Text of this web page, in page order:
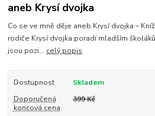
aneb Krysí dvojka
Co se ve mně děje aneb Krysí dvojka –
rodiče Krysí dvojka poradí mladším
jsou pozi... celý popis
Dostupnost
Skladem
Doporučená
koncová cena
399 Kč